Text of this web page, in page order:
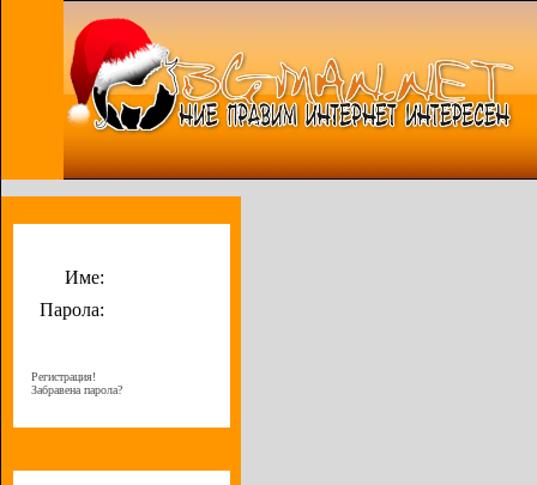
Име:
Парола:
Регистрация!
Забравена парола?